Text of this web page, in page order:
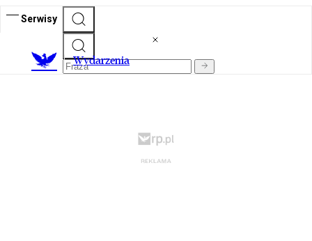
Serwisy
Wydarzenia